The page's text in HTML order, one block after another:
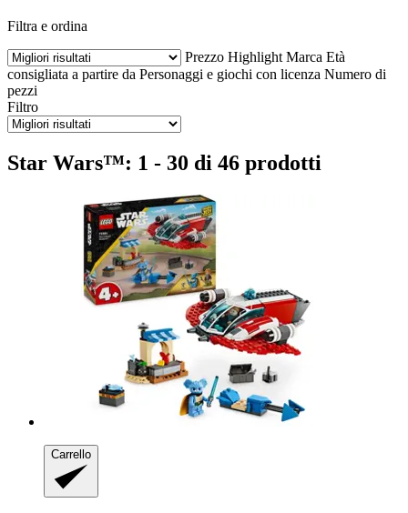
Filtra e ordina
Prezzo Highlight Marca Età
consigliata a partire da Personaggi e giochi con licenza Numero di
pezzi
Filtro
Star Wars™: 1 - 30 di 46 prodotti
Carrello